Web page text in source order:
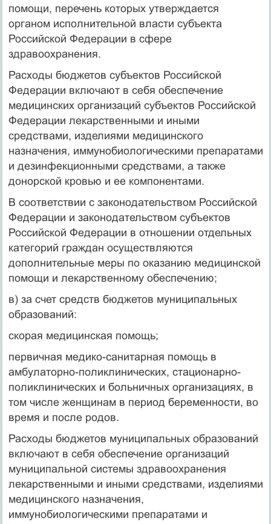
помощи, перечень которых утверждается
органом исполнительной власти субъекта
Российской Федерации в сфере
здравоохранения.
Расходы бюджетов субъектов Российской
Федерации включают в себя обеспечение
медицинских организаций субъектов Российской
Федерации лекарственными и иными
средствами, изделиями медицинского
назначения, иммунобиологическими препаратами
и дезинфекционными средствами, а также
донорской кровью и ее компонентами.
В соответствии с законодательством Российской
Федерации и законодательством субъектов
Российской Федерации в отношении отдельных
категорий граждан осуществляются
дополнительные меры по оказанию медицинской
помощи и лекарственному обеспечению;
в) за счет средств бюджетов муниципальных
образований:
скорая медицинская помощь;
первичная медико-санитарная помощь в
амбулаторно-поликлинических, стационарно-
поликлинических и больничных организациях, в
том числе женщинам в период беременности, во
время и после родов.
Расходы бюджетов муниципальных образований
включают в себя обеспечение организаций
муниципальной системы здравоохранения
лекарственными и иными средствами, изделиями
медицинского назначения,
иммунобиологическими препаратами и